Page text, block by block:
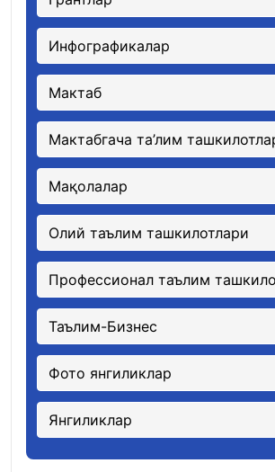
Инфографикалар
Мактаб
Мактабгача та’лим
Мақолалар
Олий таълим ташкилотлари
Профессионал таълим
Таълим-Бизнес
Фото янгиликлар
Янгиликлар